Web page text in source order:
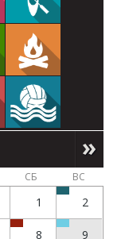
СБ ВС
1 2
8 9